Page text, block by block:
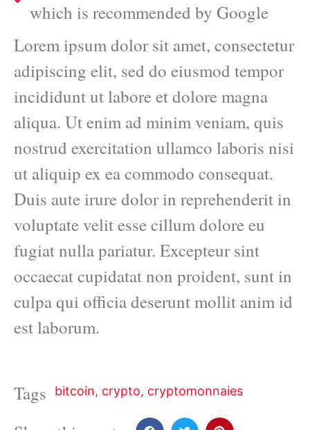
which is recommended by Google
Lorem ipsum dolor sit amet, consectetur
adipiscing elit, sed do eiusmod tempor
incididunt ut labore et dolore magna
aliqua. Ut enim ad minim veniam, quis
nostrud exercitation ullamco laboris nisi
ut aliquip ex ea commodo consequat.
Duis aute irure dolor in reprehenderit in
voluptate velit esse cillum dolore eu
fugiat nulla pariatur. Excepteur sint
occaecat cupidatat non proident, sunt in
culpa qui officia deserunt mollit anim id
est laborum.
Tags bitcoin, crypto, cryptomonnaies